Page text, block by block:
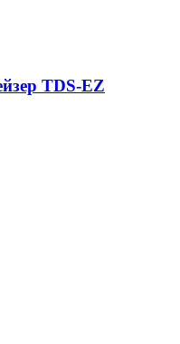
TDS-EZ